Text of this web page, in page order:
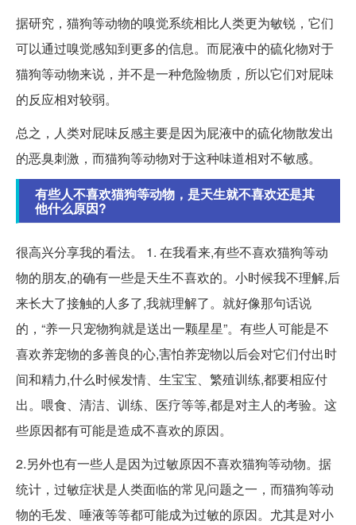
据研究，猫狗等动物的嗅觉系统相比人类更为敏锐，它们
可以通过嗅觉感知到更多的信息。而屁液中的硫化物对于
猫狗等动物来说，并不是一种危险物质，所以它们对屁味
的反应相对较弱。
总之，人类对屁味反感主要是因为屁液中的硫化物散发出
的恶臭刺激，而猫狗等动物对于这种味道相对不敏感。
有些人不喜欢猫狗等动物，是天生就不喜欢还是其
他什么原因?
很高兴分享我的看法。 1. 在我看来,有些不喜欢猫狗等动
物的朋友,的确有一些是天生不喜欢的。小时候我不理解,后
来长大了接触的人多了,我就理解了。就好像那句话说
的，“养一只宠物狗就是送出一颗星星”。有些人可能是不
喜欢养宠物的多善良的心,害怕养宠物以后会对它们付出时
间和精力,什么时候发情、生宝宝、繁殖训练,都要相应付
出。喂食、清洁、训练、医疗等等,都是对主人的考验。这
些原因都有可能是造成不喜欢的原因。
2.另外也有一些人是因为过敏原因不喜欢猫狗等动物。据
统计，过敏症状是人类面临的常见问题之一，而猫狗等动
物的毛发、唾液等等都可能成为过敏的原因。尤其是对小